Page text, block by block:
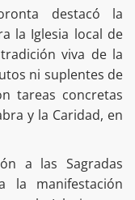
destacó la
la Iglesia local de
viva de la
ni suplentes de
tareas concretas
y la Caridad, en
a las Sagradas
la manifestación